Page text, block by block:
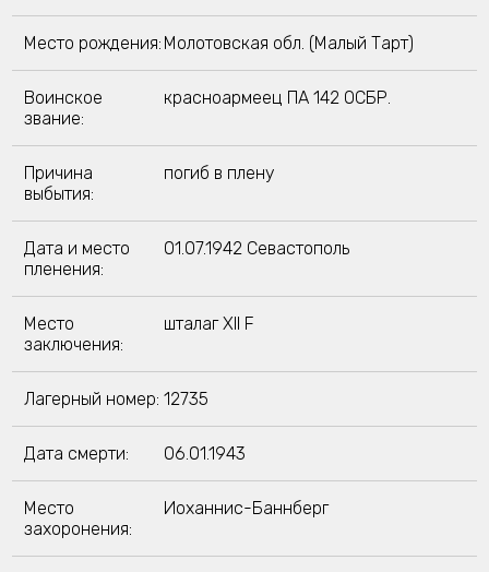
Место рождения: Молотовская обл. (Малый Тарт)
Воинское
звание:
красноармеец ПА 142 ОСБР.
Причина
выбытия:
погиб в плену
Дата и место
пленения:
01.07.1942 Севастополь
Место
заключения:
шталаг XII F
Лагерный номер: 12735
Дата смерти: 06.01.1943
Место
захоронения:
Иоханнис-Баннберг